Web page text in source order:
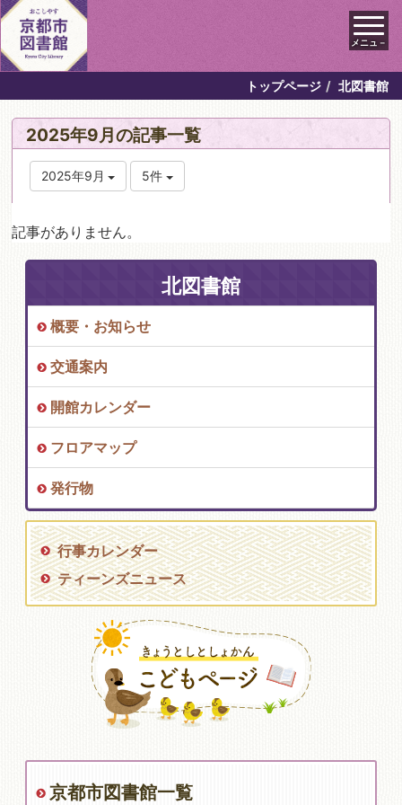
メニュ－
トップページ 北図書館
2025年9月の記事一覧
2025年9月 5件
記事がありません。
北図書館
概要・お知らせ
交通案内
開館カレンダー
フロアマップ
発行物
行事カレンダー
ティーンズニュース
京都市図書館一覧